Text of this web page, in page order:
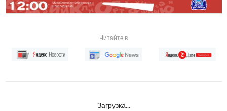
Читайте в
Загрузка...